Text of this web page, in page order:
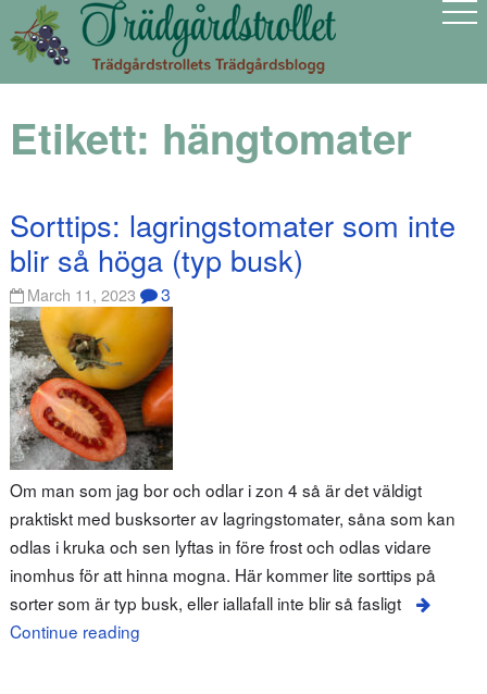
Etikett: hängtomater
Sorttips: lagringstomater som inte
blir så höga (typ busk)
March 11, 2023 3
Om man som jag bor och odlar i zon 4 så är det väldigt
praktiskt med busksorter av lagringstomater, såna som kan
odlas i kruka och sen lyftas in före frost och odlas vidare
inomhus för att hinna mogna. Här kommer lite sorttips på
sorter som är typ busk, eller iallafall inte blir så fasligt
Continue reading